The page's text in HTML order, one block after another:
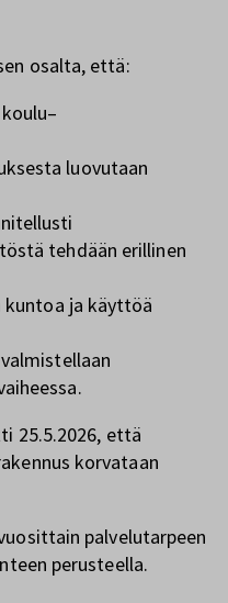
osalta, että:
luovutaan
tehdään erillinen
kuntoa ja käyttöä
25.5.2026, että
korvataan
palvelutarpeen
perusteella.